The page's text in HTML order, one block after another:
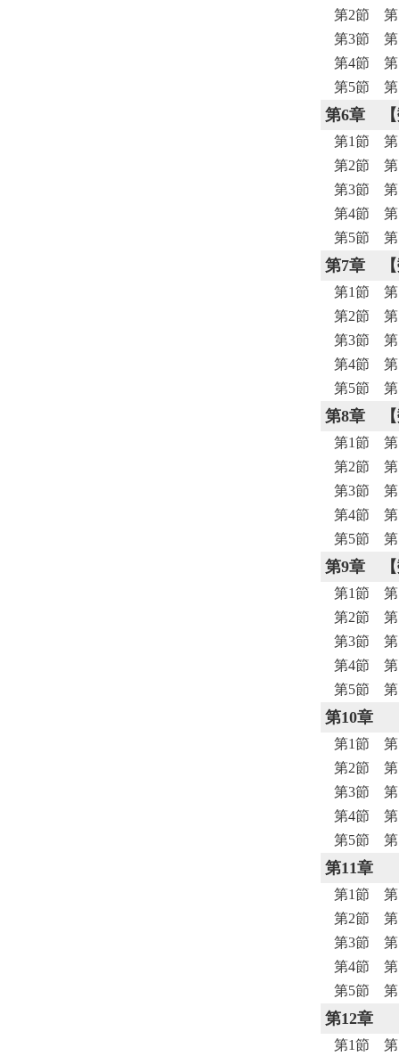
第2節 第
第3節 第
第4節 第
第5節 第
第6章
第1節 第
第2節 第
第3節 第
第4節 第
第5節 第
第7章
第1節 第
第2節 第
第3節 第
第4節 第
第5節 第
第8章
第1節 第
第2節 第
第3節 第
第4節 第
第5節 第
第9章
第1節 第
第2節 第
第3節 第
第4節 第
第5節 第
第10章
第1節 第
第2節 第
第3節 第
第4節 第
第5節 第
第11章
第1節 第
第2節 第
第3節 第
第4節 第
第5節 第
第12章
第1節 第